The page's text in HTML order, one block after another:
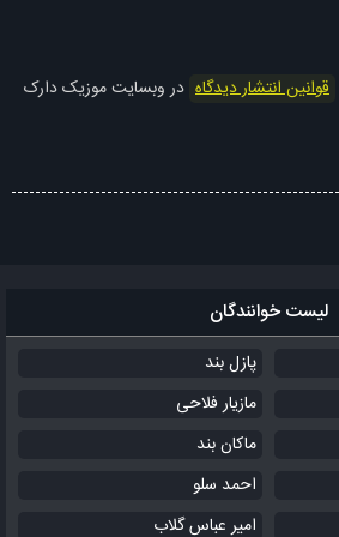
قوانین انتشار دیدگاه در وبسایت موزیک دارک
لیست خوانندگان
پازل بند
مازیار فلاحی
ماکان بند
احمد سلو
امیر عباس گلاب